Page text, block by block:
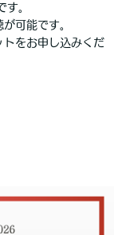
す。
可能です。
をお申し込みくだ